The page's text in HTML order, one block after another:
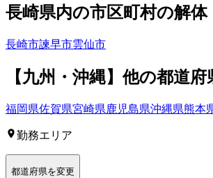
長崎県内の市区町村の解体
長崎市諫早市雲仙市
【九州・沖縄】他の都道府
福岡県佐賀県宮崎県鹿児島県沖縄県熊本
勤務エリア
都道府県を変更